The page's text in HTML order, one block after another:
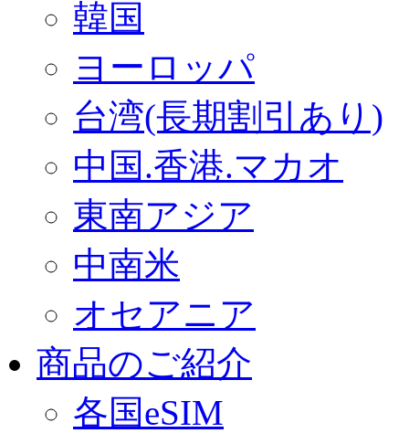
韓国
ヨーロッパ
台湾(長期割引あり)
中国.香港.マカオ
東南アジア
中南米
オセアニア
商品のご紹介
各国eSIM